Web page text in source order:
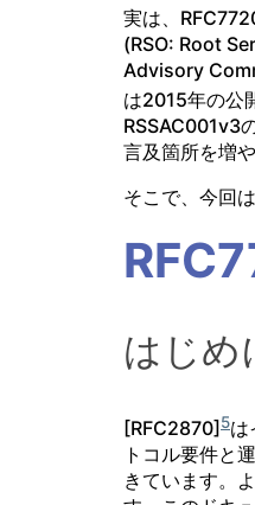
実は、
(RSO: Root
Advisory
は2015年の公
RSSAC001v3
言及箇所を増
そこで、今回
はじめ
[RFC2870] 5は
トコル要件と
きています。